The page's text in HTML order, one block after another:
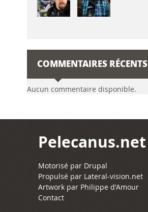
COMMENTAIRES RÉCENTS
Aucun commentaire disponible.
Pelecanus.net
Motorisé par Drupal
Propulsé par Lateral-vision.net
Artwork par Philippe d'Amour
Contact